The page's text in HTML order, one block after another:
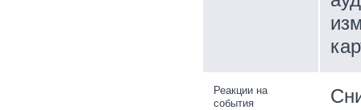
Реакции на
события